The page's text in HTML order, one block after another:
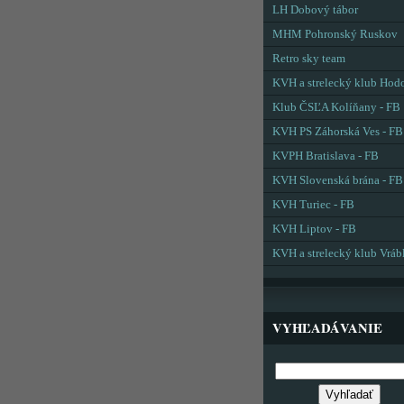
LH Dobový tábor
MHM Pohronský Ruskov
Retro sky team
KVH a strelecký klub
Klub ČSĽA Kolíňany - FB
KVH PS Záhorská Ves - FB
KVPH Bratislava - FB
KVH Slovenská brána - FB
KVH Turiec - FB
KVH Liptov - FB
KVH a strelecký klub
VYHĽADÁVANIE